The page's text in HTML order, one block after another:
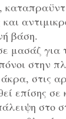
βάση.
μασάζ
στην
στις
επίσης
στο